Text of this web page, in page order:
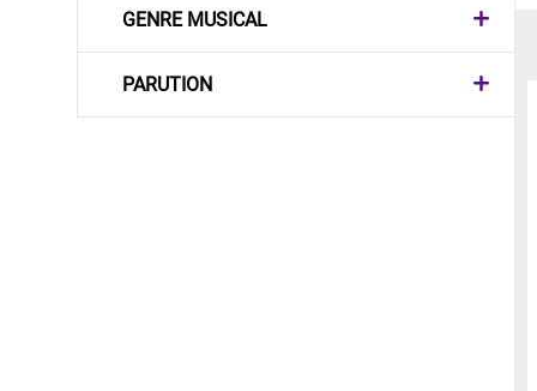
GENRE MUSICAL
PARUTION